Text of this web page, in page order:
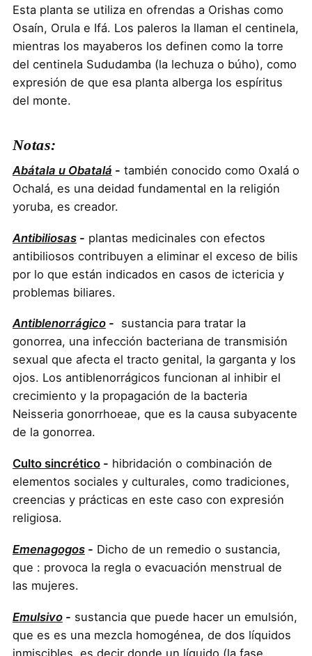
Esta planta se utiliza en ofrendas a Orishas como
Osaín, Orula e Ifá. Los paleros la llaman el centinela,
mientras los mayaberos los definen como la torre
del centinela Sududamba (la lechuza o búho), como
expresión de que esa planta alberga los espíritus
del monte.
Notas:
Abátala u Obatalá - también conocido como Oxalá o
Ochalá, es una deidad fundamental en la religión
yoruba, es creador.
Antibiliosas- plantas medicinales con efectos
antibiliosos contribuyen a eliminar el exceso de bilis
por lo que están indicados en casos de ictericia y
problemas biliares.
Antiblenorrágico- sustancia para tratar la
gonorrea, una infección bacteriana de transmisión
sexual que afecta el tracto genital, la garganta y los
ojos. Los antiblenorrágicos funcionan al inhibir el
crecimiento y la propagación de la bacteria
Neisseria gonorrhoeae, que es la causa subyacente
de la gonorrea.
Culto sincrético- hibridación o combinación de
elementos sociales y culturales, como tradiciones,
creencias y prácticas en este caso con expresión
religiosa.
Emenagogos- Dicho de un remedio o sustancia,
que : provoca la regla o evacuación menstrual de
las mujeres.
Emulsivo- sustancia que puede hacer un emulsión,
que es es una mezcla homogénea, de dos líquidos
inmiscibles, es decir donde un líquido (la fase